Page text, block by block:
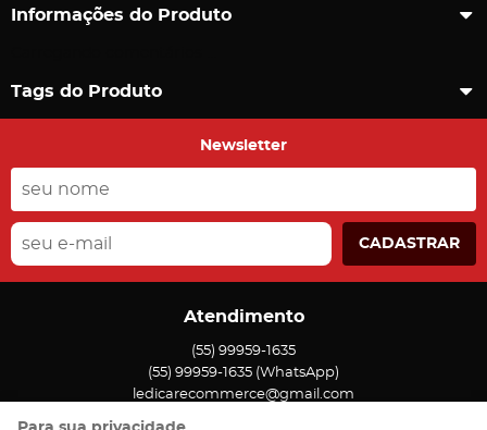
Informações do Produto
Tags do Produto
Newsletter
CADASTRAR
Atendimento
(55) 99959-1635
(55) 99959-1635 (WhatsApp)
ledicarecommerce@gmail.com